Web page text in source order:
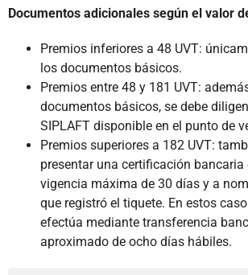
Documentos adicionales según el valor
Premios inferiores a 48 UVT:
los documentos básicos.
Premios entre 48 y 181 UVT:
documentos básicos, se debe
SIPLAFT disponible en el punto de
Premios superiores a 182 UVT:
presentar una certificación bancaria
vigencia máxima de 30 días y a
que registró el tiquete. En estos
efectúa mediante transferencia
aproximado de ocho días hábiles.